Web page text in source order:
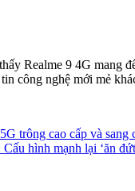
Realme 9 4G mang
công nghệ mới mẻ
trông cao cấp và sang
hình mạnh lại ‘ăn